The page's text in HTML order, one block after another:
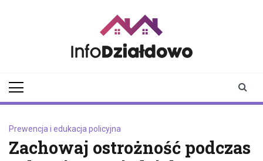
Prewencja i edukacja policyjna
Zachowaj ostrożność podczas